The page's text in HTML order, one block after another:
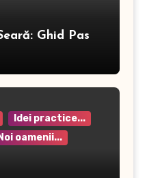
Ghid Pas
Idei practice...
oamenii...